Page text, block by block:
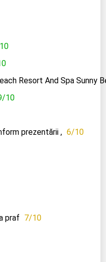
Resort And Spa Sunny
10
prezentării , 6/10
praf 7/10